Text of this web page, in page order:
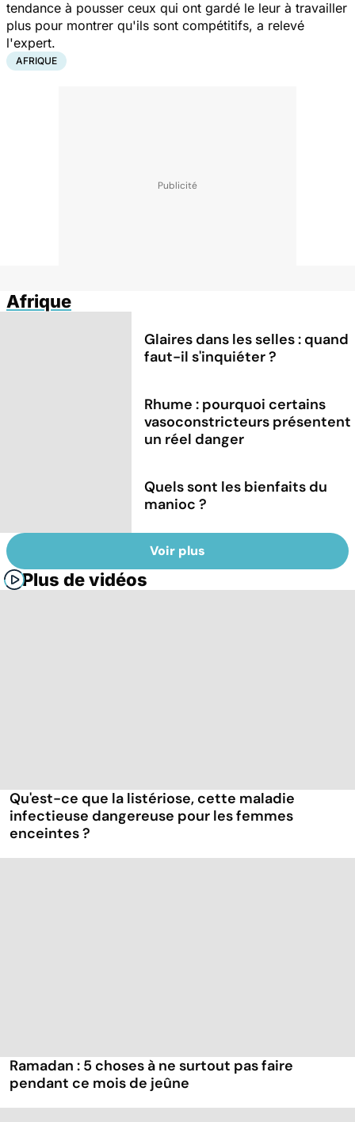
tendance à pousser ceux qui ont gardé le leur à travailler
plus pour montrer qu'ils sont compétitifs, a relevé
l'expert.
AFRIQUE
Afrique
Glaires dans les selles : quand
faut-il s'inquiéter ?
Rhume : pourquoi certains
vasoconstricteurs présentent
un réel danger
Quels sont les bienfaits du
manioc ?
Voir plus
Plus de vidéos
Qu'est-ce que la listériose, cette maladie
infectieuse dangereuse pour les femmes
enceintes ?
Ramadan : 5 choses à ne surtout pas faire
pendant ce mois de jeûne